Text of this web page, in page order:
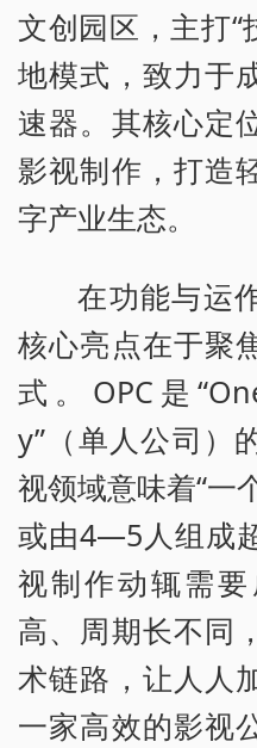
文创园区，主打“
地模式，致力于
速器。其核心定
影视制作，打造
字产业生态。
在功能与运
核心亮点在于聚
式。OPC是
y”（单人公司）
视领域意味着“一
或由4—5人组成
视制作动辄需
高、周期长不同
术链路，让人人
一家高效的影视